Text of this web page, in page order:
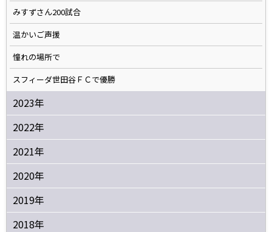
みすずさん200試合
温かいご声援
憧れの場所で
スフィーダ世田谷ＦＣで優勝
2023年
2022年
2021年
2020年
2019年
2018年